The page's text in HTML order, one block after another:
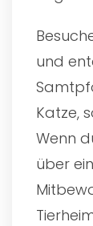
und
Katze,
Wenn
über